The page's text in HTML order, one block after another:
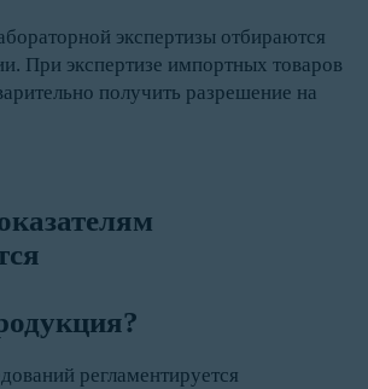
экспертизы отбираются
При экспертизе импортных товаров
получить разрешение на
регламентируется